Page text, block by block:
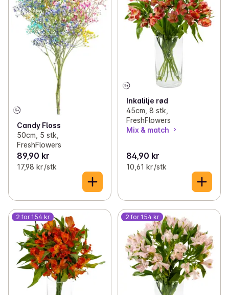
Candy Floss
50cm, 5 stk,
FreshFlowers
89,90 kr
17,98 kr /stk
Inkalilje rød
45cm, 8 stk,
FreshFlowers
Mix & match
84,90 kr
10,61 kr /stk
2 for 154 kr 2 for 154 kr